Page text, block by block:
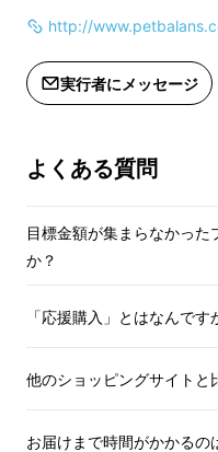
の健康に関心を持
http://
実行者にメッセージ
よくある質問
目標金額が集まらなかっ
か？
「応援購入」とはなんです
他のショッピングサイトと
お届けまで時間がかかるの